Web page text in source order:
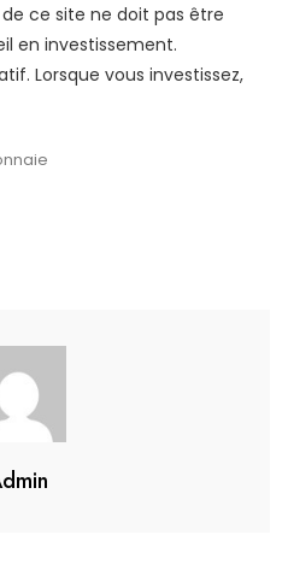
ce site ne doit pas être
en investissement.
Lorsque vous investissez,